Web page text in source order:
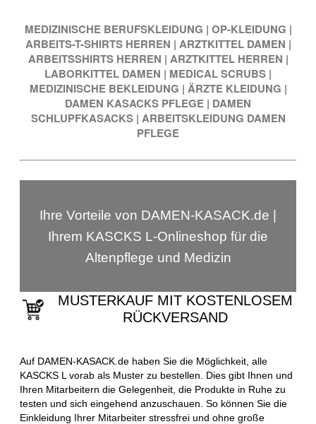
MEDIZINISCHE BERUFSKLEIDUNG | OP-KLEIDUNG |
ARBEITS-T-SHIRTS HERREN | ARZTKITTEL DAMEN |
ARBEITSSHIRTS HERREN | ARZTKITTEL HERREN |
LABORKITTEL DAMEN | MEDICAL SCRUBS |
MEDIZINISCHE BEKLEIDUNG | ÄRZTE KLEIDUNG |
DAMEN KASACKS PFLEGE | DAMEN
SCHLUPFKASACKS | ARBEITSKLEIDUNG DAMEN
PFLEGE
Ihre Vorteile von DAMEN-KASACK.de |
Ihrem KASCKS L-Onlineshop für die
Altenpflege und Medizin
MUSTERKAUF MIT KOSTENLOSEM
RÜCKVERSAND
Auf DAMEN-KASACK.de haben Sie die Möglichkeit, alle
KASCKS L vorab als Muster zu bestellen. Dies gibt Ihnen und
Ihren Mitarbeitern die Gelegenheit, die Produkte in Ruhe zu
testen und sich eingehend anzuschauen. So können Sie die
Einkleidung Ihrer Mitarbeiter stressfrei und ohne große